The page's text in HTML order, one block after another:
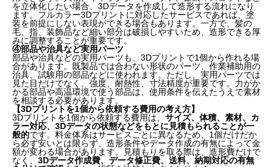
を立体化したい場合、3Dデータを作成して造形する流れになり
ます。フルカラー3Dプリントに対応したサービスであれば、塗
装を前提にしない表現ができる場合もあります。一方で、髪の
毛、指、装飾品など細い部分は破損しやすいため、造形できる厚
みに調整することが重要です。
④部品や治具など実用パーツ
部品や治具などの実用パーツも、3Dプリントで1個から作れる場
合があります。既製品では合わない形状のパーツ、作業補助用の
治具、試験用の部品などに使われます。ただし、実用パーツでは
見た目だけでなく、強度、耐熱性、寸法精度が重要です。力がか
かる部品や高温環境で使う部品は、使用条件を伝えたうえで素材
を相談する必要があります。
【3Dプリントを1個から依頼する費用の考え方】
3Dプリントを1個から依頼する費用は、 サイズ、体積、素材、カ
ラー対応、3Dデータの状態などをもとに見積もられることが一
般的です。料金体系はサービスごとに異なるため、1個だけだか
ら必ず安いとは限らず、造形条件やデータ作成の有無によって金
額が変わる場合があります。見積もりを取る際は、造形費だけで
なく、 3Dデータ作成費、データ修正費、送料、納期対応の有無
②試作品や確認用サンプル
③フィギュアやガレージキット制作
④部品や治具など実用パーツ
【3Dプリントを1個から依頼する費用の考え方】
①費用はサイズ・体積・素材で変わる
②フルカラーや仕上がりによって費用が変わる場合
がある